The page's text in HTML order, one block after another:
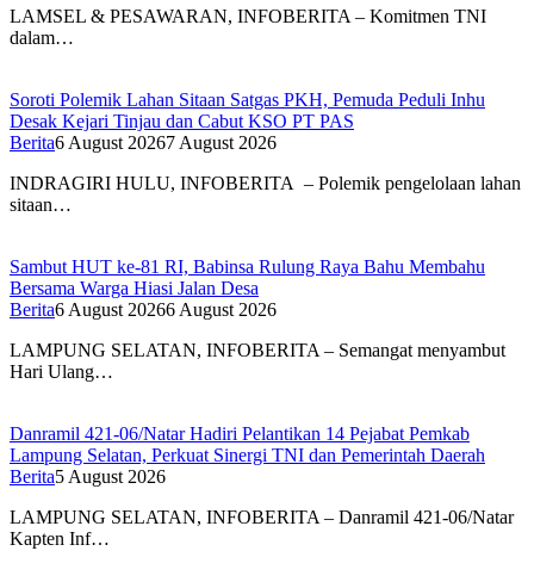
LAMSEL & PESAWARAN, INFOBERITA – Komitmen TNI
dalam…
Soroti Polemik Lahan Sitaan Satgas PKH, Pemuda Peduli Inhu
Desak Kejari Tinjau dan Cabut KSO PT PAS
Berita6 August 20267 August 2026
INDRAGIRI HULU, INFOBERITA – Polemik pengelolaan lahan
sitaan…
Sambut HUT ke-81 RI, Babinsa Rulung Raya Bahu Membahu
Bersama Warga Hiasi Jalan Desa
Berita6 August 20266 August 2026
LAMPUNG SELATAN, INFOBERITA – Semangat menyambut
Hari Ulang…
Danramil 421-06/Natar Hadiri Pelantikan 14 Pejabat Pemkab
Lampung Selatan, Perkuat Sinergi TNI dan Pemerintah Daerah
Berita5 August 2026
LAMPUNG SELATAN, INFOBERITA – Danramil 421-06/Natar
Kapten Inf…